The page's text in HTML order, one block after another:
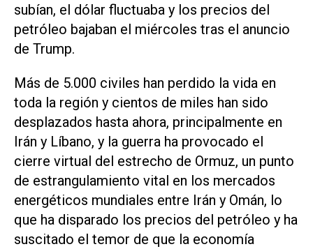
subían, el dólar fluctuaba y ‌los precios del
petróleo bajaban el miércoles tras el anuncio
de Trump.
Más de 5.000 civiles han perdido la vida en
toda la región y cientos de miles han sido
desplazados hasta ahora, principalmente en
Irán y Líbano, y la guerra ha provocado el
cierre virtual del estrecho de Ormuz, un punto
de estrangulamiento vital en los mercados
energéticos mundiales entre Irán y Omán, lo
que ha disparado los precios del petróleo y ha
suscitado el temor de que la economía